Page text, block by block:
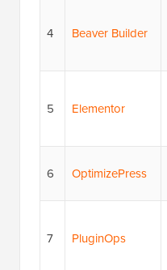
4 Beaver Builder
5 Elementor
6 OptimizePress
7 PluginOps